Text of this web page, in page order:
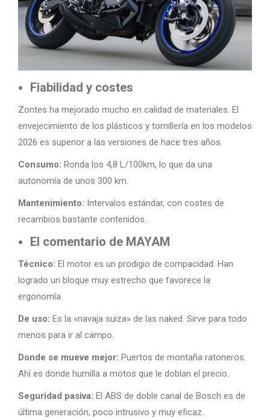
Fiabilidad y costes
Zontes ha mejorado mucho en calidad de materiales. El
envejecimiento de los plásticos y tornillería en los modelos
2026 es superior a las versiones de hace tres años.
Consumo: Ronda los 4,8 L/100km, lo que da una
autonomía de unos 300 km.
Mantenimiento: Intervalos estándar, con costes de
recambios bastante contenidos.
El comentario de MAYAM
Técnico: El motor es un prodigio de compacidad. Han
logrado un bloque muy estrecho que favorece la
ergonomía.
De uso: Es la «navaja suiza» de las naked. Sirve para todo
menos para ir al campo.
Donde se mueve mejor: Puertos de montaña ratoneros.
Ahí es donde humilla a motos que le doblan el precio.
Seguridad pasiva: El ABS de doble canal de Bosch es de
última generación, poco intrusivo y muy eficaz.